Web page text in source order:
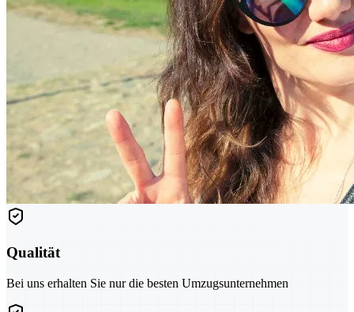
Qualität
Bei uns erhalten Sie nur die besten Umzugsunternehmen